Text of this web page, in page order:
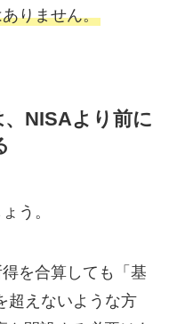
りません。
NISAより前に
う。
を合算しても「基
超えないような方